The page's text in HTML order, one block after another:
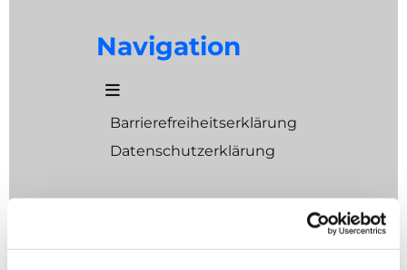
Navigation
Barrierefreiheitserklärung
Datenschutzerklärung